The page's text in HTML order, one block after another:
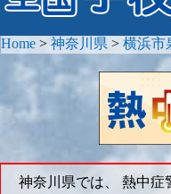
Home > 神奈川県 > 横浜市
神奈川県では、 熱中症